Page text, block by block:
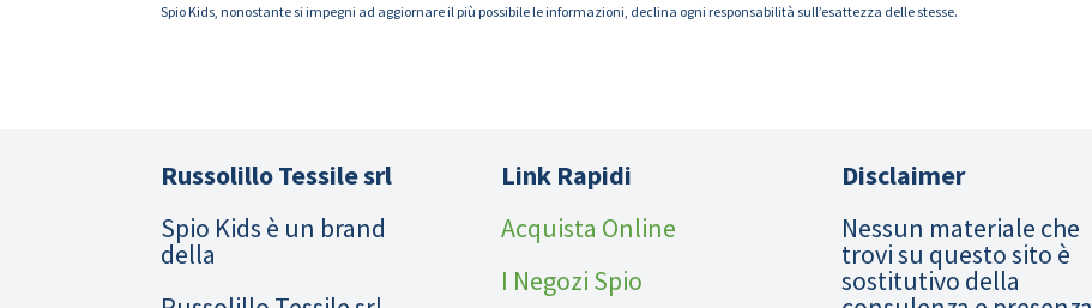
Spio Kids, nonostante si impegni ad aggiornare il più possibile le informazioni, declina ogni responsabilità sull’esattezza delle stesse.
Russolillo Tessile srl
Spio Kids è un brand
della
Link Rapidi
Acquista Online
I Negozi Spio
Disclaimer
Nessun materiale che
trovi su questo sito è
sostitutivo della